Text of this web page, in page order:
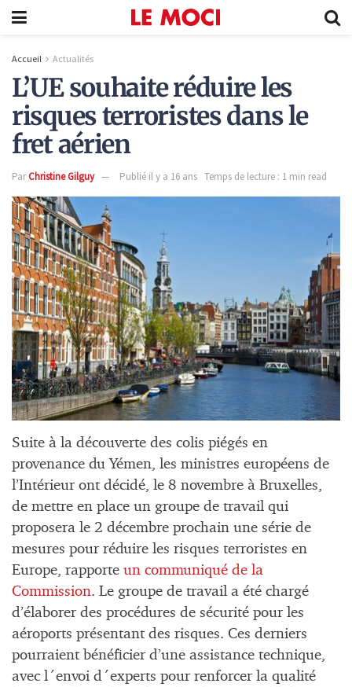
Accueil Actualités
L’UE souhaite réduire les
risques terroristes dans le
fret aérien
ParChristine Gilguy Publié il y a 16 ans Temps de lecture : 1 min read
Suite à la découverte des colis piégés en
provenance du Yémen, les ministres européens de
l’Intérieur ont décidé, le 8 novembre à Bruxelles,
de mettre en place un groupe de travail qui
proposera le 2 décembre prochain une série de
mesures pour réduire les risques terroristes en
Europe, rapporte un communiqué de la
Commission. Le groupe de travail a été chargé
d’élaborer des procédures de sécurité pour les
aéroports présentant des risques. Ces derniers
pourraient bénéficier d’une assistance technique,
avec l´envoi d´experts pour renforcer la qualité